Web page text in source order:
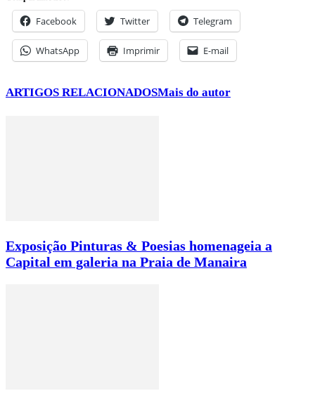
Facebook Twitter Telegram
WhatsApp Imprimir E-mail
ARTIGOS RELACIONADOSMais do autor
Exposição Pinturas & Poesias homenageia a
Capital em galeria na Praia de Manaira